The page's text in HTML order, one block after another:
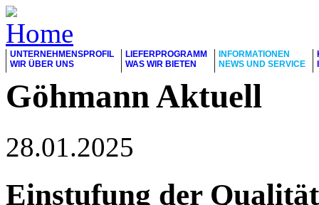
UNTERNEHMENSPROFIL
WIR ÜBER UNS
LIEFERPROGRAMM
WAS WIR BIETEN
INFORMATIONEN
NEWS UND SERVICE
Göhmann Aktuell
28.01.2025
Einstufung der